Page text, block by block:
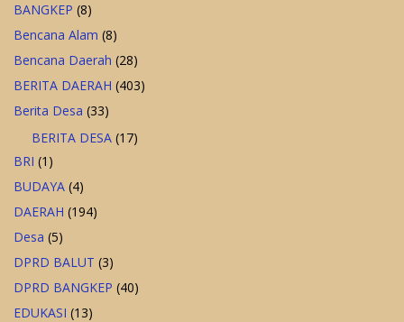
BANGKEP (8)
Bencana Alam (8)
Bencana Daerah (28)
BERITA DAERAH (403)
Berita Desa (33)
BERITA DESA (17)
BRI (1)
BUDAYA (4)
DAERAH (194)
Desa (5)
DPRD BALUT (3)
DPRD BANGKEP (40)
EDUKASI (13)